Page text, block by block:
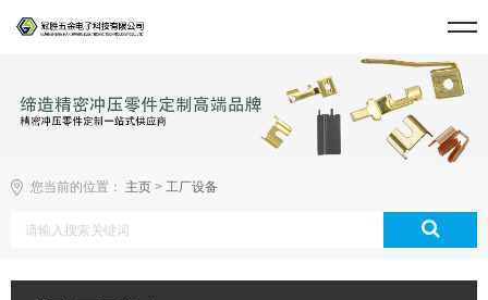
您当前的位置： 主页 > 工厂设备